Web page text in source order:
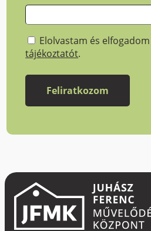
Elolvastam és
tájékoztatót.